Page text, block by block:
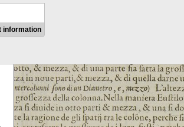
information